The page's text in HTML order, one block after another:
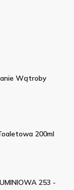
Wątroby
200ml
253 -